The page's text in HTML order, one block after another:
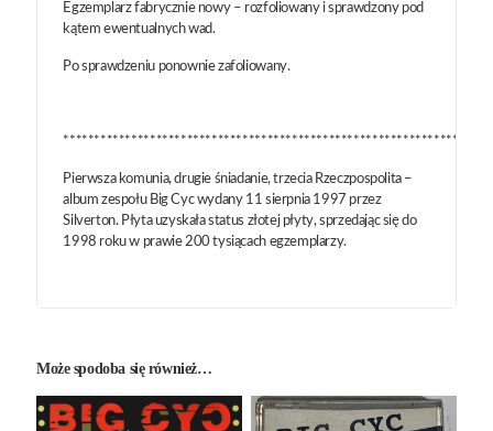
Egzemplarz fabrycznie nowy – rozfoliowany i sprawdzony pod
kątem ewentualnych wad.
Po sprawdzeniu ponownie zafoliowany.
Pierwsza komunia, drugie śniadanie, trzecia Rzeczpospolita –
album zespołu Big Cyc wydany 11 sierpnia 1997 przez
Silverton. Płyta uzyskała status złotej płyty, sprzedając się do
1998 roku w prawie 200 tysiącach egzemplarzy.
Może spodoba się również…